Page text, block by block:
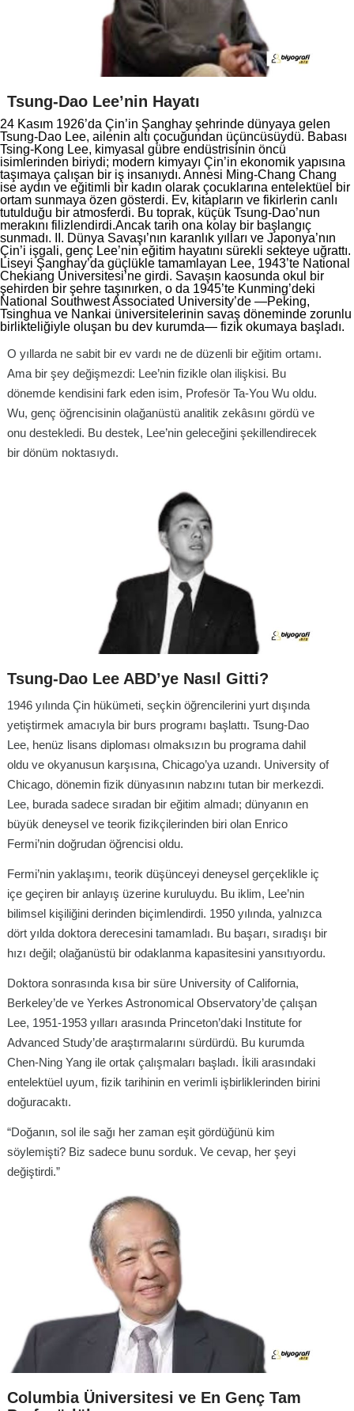
Tsung-Dao Lee’nin Hayatı
24 Kasım 1926’da Çin’in Şanghay şehrinde dünyaya gelen
Tsung-Dao Lee, ailenin altı çocuğundan üçüncüsüydü. Babası
Tsing-Kong Lee, kimyasal gübre endüstrisinin öncü
isimlerinden biriydi; modern kimyayı Çin’in ekonomik yapısına
taşımaya çalışan bir iş insanıydı. Annesi Ming-Chang Chang
ise aydın ve eğitimli bir kadın olarak çocuklarına entelektüel bir
ortam sunmaya özen gösterdi. Ev, kitapların ve fikirlerin canlı
tutulduğu bir atmosferdi. Bu toprak, küçük Tsung-Dao’nun
merakını filizlendirdi.Ancak tarih ona kolay bir başlangıç
sunmadı. II. Dünya Savaşı’nın karanlık yılları ve Japonya’nın
Çin’i işgali, genç Lee’nin eğitim hayatını sürekli sekteye uğrattı.
Liseyi Şanghay’da güçlükle tamamlayan Lee, 1943’te National
Chekiang Üniversitesi’ne girdi. Savaşın kaosunda okul bir
şehirden bir şehre taşınırken, o da 1945’te Kunming’deki
National Southwest Associated University’de —Peking,
Tsinghua ve Nankai üniversitelerinin savaş döneminde zorunlu
birlikteliğiyle oluşan bu dev kurumda— fizik okumaya başladı.
O yıllarda ne sabit bir ev vardı ne de düzenli bir eğitim ortamı.
Ama bir şey değişmezdi: Lee’nin fizikle olan ilişkisi. Bu
dönemde kendisini fark eden isim, Profesör Ta-You Wu oldu.
Wu, genç öğrencisinin olağanüstü analitik zekâsını gördü ve
onu destekledi. Bu destek, Lee’nin geleceğini şekillendirecek
bir dönüm noktasıydı.
Tsung-Dao Lee ABD’ye Nasıl Gitti?
1946 yılında Çin hükümeti, seçkin öğrencilerini yurt dışında
yetiştirmek amacıyla bir burs programı başlattı. Tsung-Dao
Lee, henüz lisans diploması olmaksızın bu programa dahil
oldu ve okyanusun karşısına, Chicago’ya uzandı. University of
Chicago, dönemin fizik dünyasının nabzını tutan bir merkezdi.
Lee, burada sadece sıradan bir eğitim almadı; dünyanın en
büyük deneysel ve teorik fizikçilerinden biri olan Enrico
Fermi’nin doğrudan öğrencisi oldu.
Fermi’nin yaklaşımı, teorik düşünceyi deneysel gerçeklikle iç
içe geçiren bir anlayış üzerine kuruluydu. Bu iklim, Lee’nin
bilimsel kişiliğini derinden biçimlendirdi. 1950 yılında, yalnızca
dört yılda doktora derecesini tamamladı. Bu başarı, sıradışı bir
hızı değil; olağanüstü bir odaklanma kapasitesini yansıtıyordu.
Doktora sonrasında kısa bir süre University of California,
Berkeley’de ve Yerkes Astronomical Observatory’de çalışan
Lee, 1951-1953 yılları arasında Princeton’daki Institute for
Advanced Study’de araştırmalarını sürdürdü. Bu kurumda
Chen-Ning Yang ile ortak çalışmaları başladı. İkili arasındaki
entelektüel uyum, fizik tarihinin en verimli işbirliklerinden birini
doğuracaktı.
“Doğanın, sol ile sağı her zaman eşit gördüğünü kim
söylemişti? Biz sadece bunu sorduk. Ve cevap, her şeyi
değiştirdi.”
Columbia Üniversitesi ve En Genç Tam